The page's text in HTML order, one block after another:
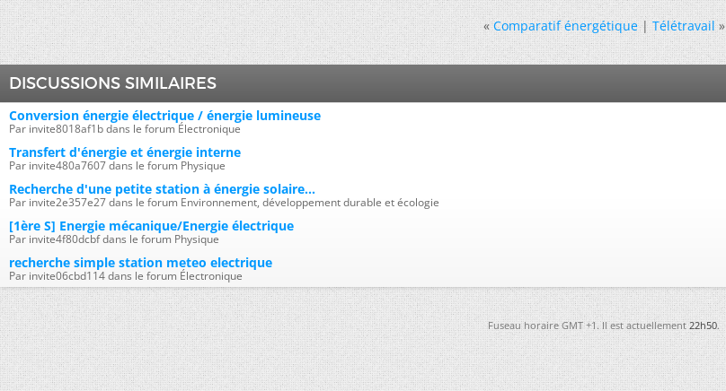
« Comparatif énergétique|Télétravail »
DISCUSSIONS SIMILAIRES
Conversion énergie électrique / énergie lumineuse
Par invite8018af1b dans le forum Électronique
Transfert d'énergie et énergie interne
Par invite480a7607 dans le forum Physique
Recherche d'une petite station à énergie solaire...
Par invite2e357e27 dans le forum Environnement, développement durable et écologie
[1ère S] Energie mécanique/Energie électrique
Par invite4f80dcbf dans le forum Physique
recherche simple station meteo electrique
Par invite06cbd114 dans le forum Électronique
Fuseau horaire GMT +1. Il est actuellement22h50.